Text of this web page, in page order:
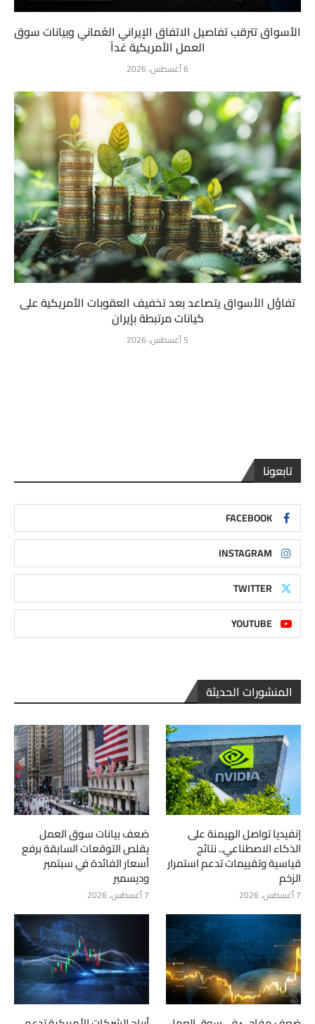
الأسواق تترقب تفاصيل الاتفاق الإيراني العُماني وبيانات سوق
العمل الأمريكية غداً
6 أغسطس، 2026
تفاؤل الأسواق يتصاعد بعد تخفيف العقوبات الأمريكية على
كيانات مرتبطة بإيران
5 أغسطس، 2026
تابعونا
FACEBOOK
INSTAGRAM
TWITTER
YOUTUBE
المنشورات الحديثة
إنفيديا تواصل الهيمنة على
الذكاء الاصطناعي.. نتائج
قياسية وتقييمات تدعم استمرار
الزخم
7 أغسطس، 2026
ضعف بيانات سوق العمل
يقلص التوقعات السابقة برفع
أسعار الفائدة في سبتمبر
وديسمبر
7 أغسطس، 2026